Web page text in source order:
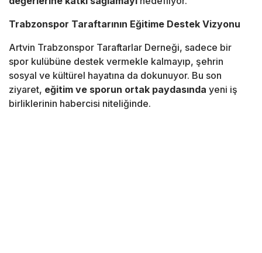
Trabzonspor Taraftarının Eğitime Destek Vizyonu
Artvin Trabzonspor Taraftarlar Derneği, sadece bir
spor kulübüne destek vermekle kalmayıp, şehrin
sosyal ve kültürel hayatına da dokunuyor. Bu son
ziyaret, eğitim ve sporun ortak paydasında yeni iş
birliklerinin habercisi niteliğinde.